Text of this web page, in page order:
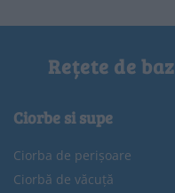
Rețete de
Ciorbe si supe
Ciorba de perișoare
Ciorbă de văcuță